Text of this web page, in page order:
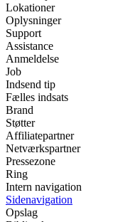
Lokationer
Oplysninger
Support
Assistance
Anmeldelse
Job
Indsend tip
Fælles indsats
Brand
Støtter
Affiliatepartner
Netværkspartner
Pressezone
Ring
Intern navigation
Sidenavigation
Opslag